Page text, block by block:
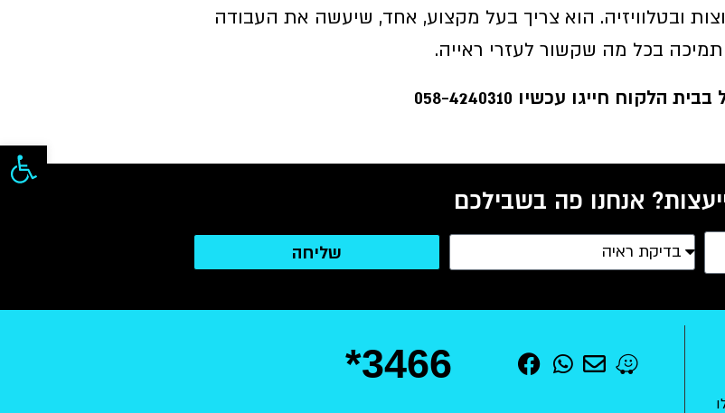
ובטלוויזיה. הוא צריך בעל מקצוע, אחד, שיעשה את העבודה
בכל מה שקשור לעזרי ראייה.
חייגו עכשיו 058-4240310
אנחנו פה בשבילכם
שליחה
*3466
פתח